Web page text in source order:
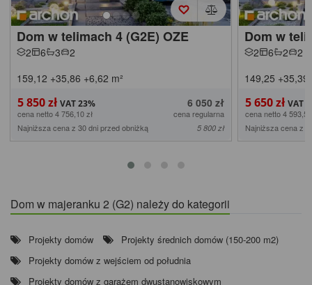
Dom w telimach 4 (G2E) OZE
2 6 3
2
159,12 +35,86 +6,62 m²
5 850 zł 6 050 zł
cena netto 4 756,10 zł
cena regularna
Najniższa cena z 30 dni przed obniżką
5 800 zł
Dom w
2 6 2
2
149,25 +35,39
5 650 zł
cena netto 4
Najniższa cena z
Dom w majeranku 2 (G2) należy do kategorii
Projekty domów
Projekty średnich domów (150-200 m2)
Projekty domów z wejściem od południa
Projekty domów z garażem dwustanowiskowym